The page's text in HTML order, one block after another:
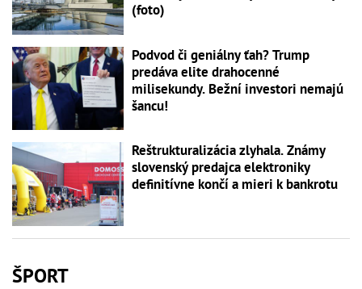
(foto)
Podvod či geniálny ťah? Trump
predáva elite drahocenné
milisekundy. Bežní investori nemajú
šancu!
Reštrukturalizácia zlyhala. Známy
slovenský predajca elektroniky
definitívne končí a mieri k bankrotu
ŠPORT